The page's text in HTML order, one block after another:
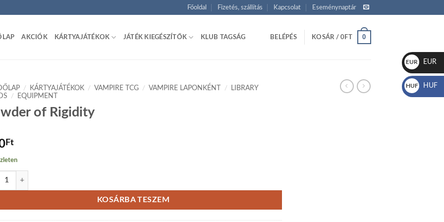
Főoldal Fizetés, szállítás Kapcsolat Eseménynaptár
AKCIÓK KÁRTYAJÁTÉKOK JÁTÉK KIEGÉSZÍTŐK KLUB TAGSÁG BELÉPÉS KOSÁR /0FT 0
/ KÁRTYAJÁTÉKOK / VAMPIRE TCG / VAMPIRE LAPONKÉNT /
LIBRARY
/ EQUIPMENT
of Rigidity
Ft
of Rigidity mennyiség
KOSÁRBA TESZEM
EUR
€
EUR
HUF
Ft
HUF